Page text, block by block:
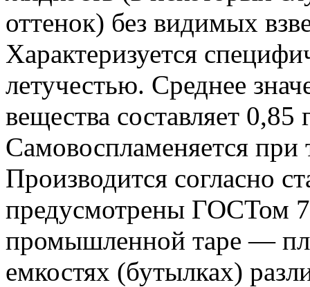
оттенок) без видимых
Характеризуется
летучестью. Среднее
вещества составляет 0,85
Самовоспламеняется при
Производится согласно
предусмотрены ГОСТом
промышленной таре —
емкостях (бутылках)